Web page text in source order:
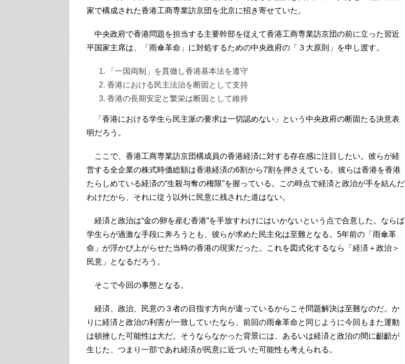
家で構成された香港工商専業訪京団を北京に招き寄せていた。
中央政府で香港問題を担当する主要幹部を従えて香港工商専業訪京団の前に立った習近
平国家主席は、「雨傘革命」に対処するための中央政府の「３大原則」を申し渡す。
「一国両制」を貫徹し香港基本法を遵守
香港における民主法治を断固として支持
香港の長期安定と繁栄は断固として維持
「香港における学生ら民主派の要求は一切認めない」という中央政府の断固たる決意表
明だろう。
ここで、香港工商専業訪京団構成員の香港経済に対する存在感に注目したい。彼らが経
営する全企業の株式時価総額は香港経済の6割から7割を押さえている。彼らは香港を香港
たらしめている経済の“生殺与奪の権限”を握っている。この時点で経済と政治が手を結んだ
わけだから、それに従う以外に民意に残された道はない。
経済と政治は“金の卵を産む香港”を手放すわけにはいかないという点で合意した。ならば
学生らが過激な手段に奔ろうとも、彼らが求めた民主化は至難となる。5年前の「雨傘革
命」が浮かび上がらせた当時の香港の現実だった。これを図式化するなら「経済＋政治＞
民意」となるだろう。
そこで今回の事態となる。
経済、政治、民意の３者の目指す方向が違っているからこそ問題解決は至難なのだ。か
りに経済と政治の利害が一致していたなら、前回の雨傘革命と同じように今回もまた運動
は頓挫した可能性は大だ。そうならなかった背景には、あるいは経済と政治の間に齟齬が
生じた、つまり一部であれ経済が民意に近づいた可能性も考えられる。